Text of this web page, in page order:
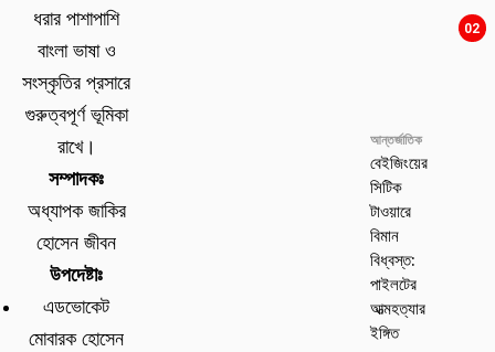
ধরার পাশাপাশি
বাংলা ভাষা ও
সংস্কৃতির প্রসারে
গুরুত্বপূর্ণ ভূমিকা
রাখে।
সম্পাদকঃ
অধ্যাপক জাকির
হোসেন জীবন
উপদেষ্টাঃ
এডভোকেট
মোবারক হোসেন
02
আন্তর্জাতিক
বেইজিংয়ের
সিটিক
টাওয়ারে
বিমান
বিধ্বস্ত:
পাইলটের
আত্মহত্যার
ইঙ্গিত